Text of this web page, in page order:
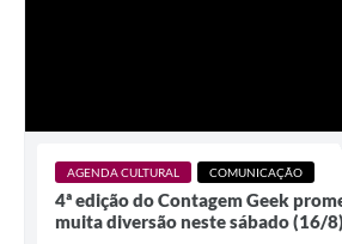
AGENDA CULTURAL COMUNICAÇÃO
4ª edição do Contagem Geek
muita diversão neste sábado (16/8)